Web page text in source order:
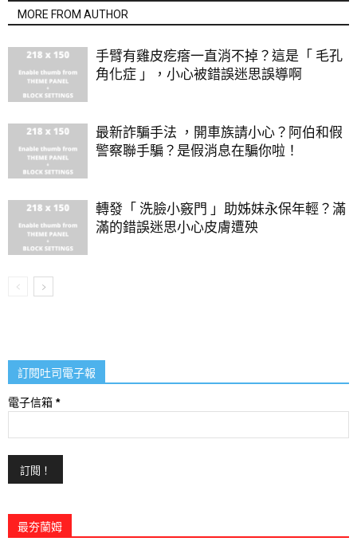
MORE FROM AUTHOR
手臂有雞皮疙瘩一直消不掉？這是「 毛孔
角化症 」，小心被錯誤迷思誤導啊
最新詐騙手法 ，開車族請小心？阿伯和假
警察聯手騙？是假消息在騙你啦！
轉發「 洗臉小竅門 」助姊妹永保年輕？滿
滿的錯誤迷思小心皮膚遭殃
訂閱吐司電子報
電子信箱 *
最夯蘭姆